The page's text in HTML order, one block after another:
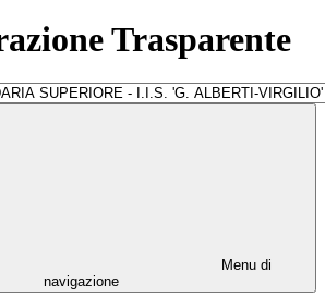
Trasparente
Menu di
navigazione